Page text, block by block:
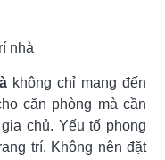
nhà
không chỉ mang đến
căn phòng mà cần
chủ. Yếu tố phong
trí. Không nên đặt